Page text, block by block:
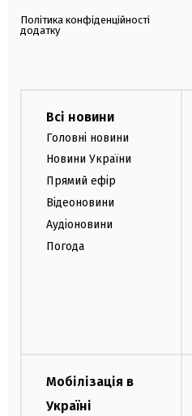
Політика конфіденційності
додатку
Всі новини
Головні новини
Новини України
Прямий ефір
Відеоновини
Аудіоновини
Погода
Мобілізація в
Україні